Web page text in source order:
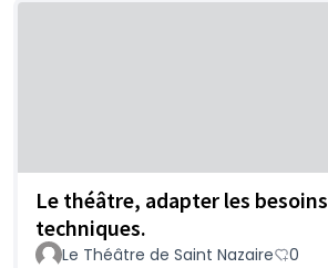
Le théâtre, adapter les besoins
techniques.
Le Théâtre de Saint Nazaire 0